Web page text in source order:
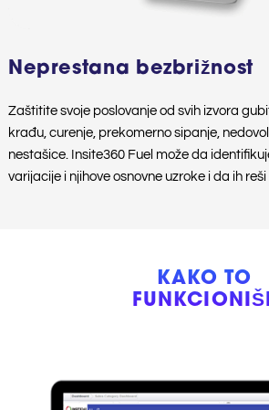
Neprestana bezbrižnost
Zaštitite svoje poslovanje od svih izvora
krađu, curenje, prekomerno sipanje,
nestašice. Insite360 Fuel može da
varijacije i njihove osnovne uzroke i da ih
KAKO TO